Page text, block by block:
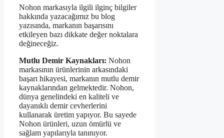
Nohon markasıyla ilgili ilginç bilgiler
hakkında yazacağımız bu blog
yazısında, markanın başarısını
etkileyen bazı dikkate değer noktalara
değineceğiz.
Mutlu Demir Kaynakları: Nohon
markasının ürünlerinin arkasındaki
başarı hikayesi, markanın mutlu demir
kaynaklarından gelmektedir. Nohon,
dünya genelindeki en kaliteli ve
dayanıklı demir cevherlerini
kullanarak üretim yapıyor. Bu sayede
Nohon ürünleri, uzun ömürlü ve
sağlam yapılarıyla tanınıyor.